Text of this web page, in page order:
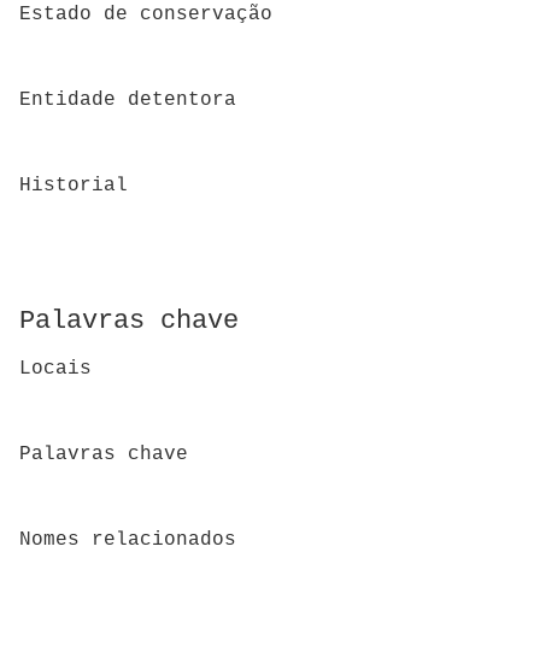
Estado de conservação
Entidade detentora
Historial
Palavras chave
Locais
Palavras chave
Nomes relacionados